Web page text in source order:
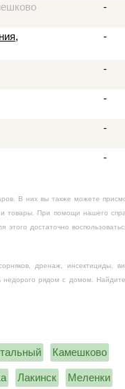
-
-
-
-
-
-
В них вы также можете
товары. При помощи нашего
этого достаточно
дренаж, инсектициды,
недорого рядом с домом.
Камешково
Лакинск Меленки